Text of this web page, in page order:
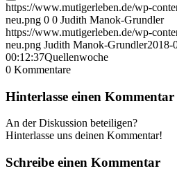
https://www.mutigerleben.de/wp-
neu.png 0 0 Judith Manok-Grundler
https://www.mutigerleben.de/wp-
neu.png Judith Manok-Grundler2018-
00:12:37Quellenwoche
0 Kommentare
Hinterlasse einen Kommentar
An der Diskussion beteiligen?
Hinterlasse uns deinen Kommentar!
Schreibe einen Kommentar